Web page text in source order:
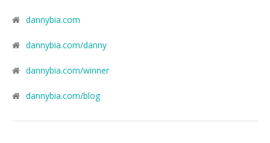
dannybia.com
dannybia.com/danny
dannybia.com/winner
dannybia.com/blog